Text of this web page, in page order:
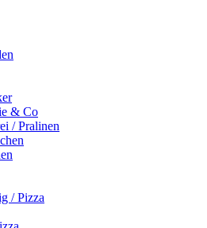
& Co
/ Pralinen
/ Pizza